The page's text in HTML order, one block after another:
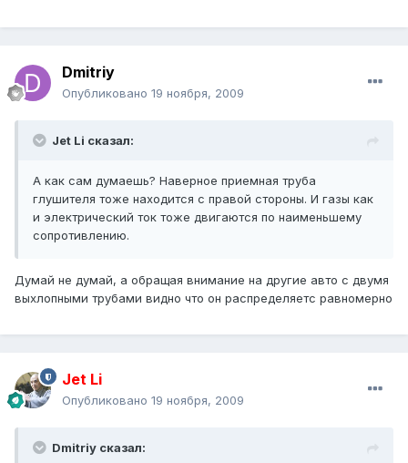
Dmitriy
Опубликовано 19 ноября, 2009
Jet Li сказал:
А как сам думаешь? Наверное приемная труба
глушителя тоже находится с правой стороны. И газы как
и электрический ток тоже двигаются по наименьшему
сопротивлению.
Думай не думай, а обращая внимание на другие авто с двумя
выхлопными трубами видно что он распределяетс равномерно
Jet Li
Опубликовано 19 ноября, 2009
Dmitriy сказал: